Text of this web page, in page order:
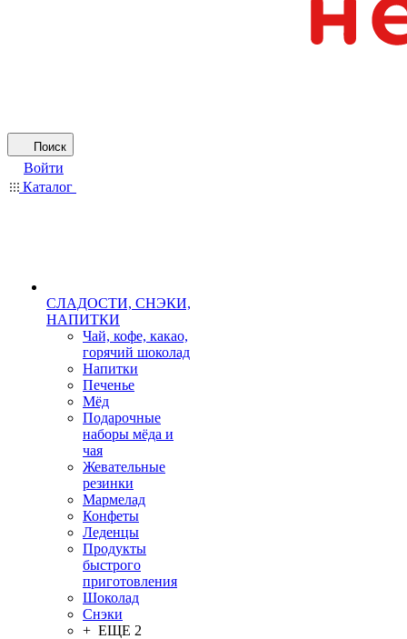
Поиск
Войти
Каталог
СЛАДОСТИ, СНЭКИ,
НАПИТКИ
Чай, кофе, какао,
горячий шоколад
Напитки
Печенье
Мёд
Подарочные
наборы мёда и
чая
Жевательные
резинки
Мармелад
Конфеты
Леденцы
Продукты
быстрого
приготовления
Шоколад
Снэки
+ ЕЩЕ 2